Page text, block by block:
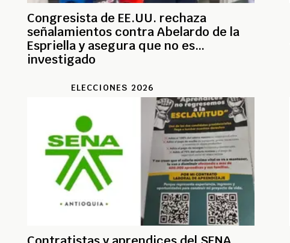
Congresista de EE.UU. rechaza
señalamientos contra Abelardo de la
Espriella y asegura que no es
investigado
ELECCIONES 2026